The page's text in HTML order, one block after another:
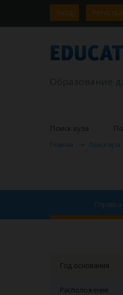
Вход
Поиск вуза
Главная Поиск вуза
Год основания
Расположение